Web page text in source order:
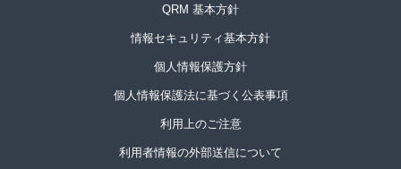
QRM 基本方針
情報セキュリティ基本方針
個人情報保護方針
個人情報保護法に基づく公表事項
利用上のご注意
利用者情報の外部送信について